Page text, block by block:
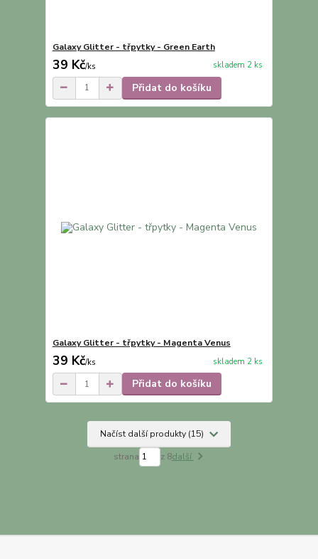
Galaxy Glitter - třpytky - Green Earth
39 Kč/ks skladem 2 ks
Přidat do košíku
Galaxy Glitter - třpytky - Magenta Venus
39 Kč/ks skladem 2 ks
Přidat do košíku
Načíst další produkty (15)
strana z 8další